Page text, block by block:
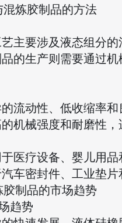
炼胶制品的方法
主要涉及液态组分
的生产则需要通过
流动性、低收缩率
机械强度和耐磨性，
医疗设备、婴儿用
车密封件、工业垫
制品的市场趋势
趋势